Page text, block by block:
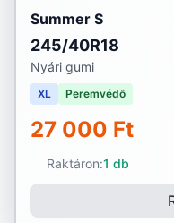
Summer S
245/40R18
Nyári gumi
XL Peremvédő
27 000 Ft
Raktáron:1 db